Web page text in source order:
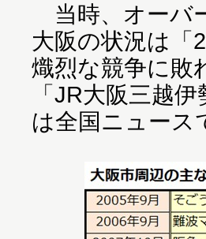
当時、オーバ
大阪の状況は「
熾烈な競争に敗
「JR大阪三越
は全国ニュース